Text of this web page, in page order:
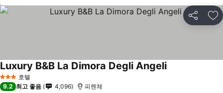
공유 즐
3 성급 호텔
Luxury B&B La Dimora Degli Angeli요금 보기
9.2 최고 좋음 4,096 피렌체